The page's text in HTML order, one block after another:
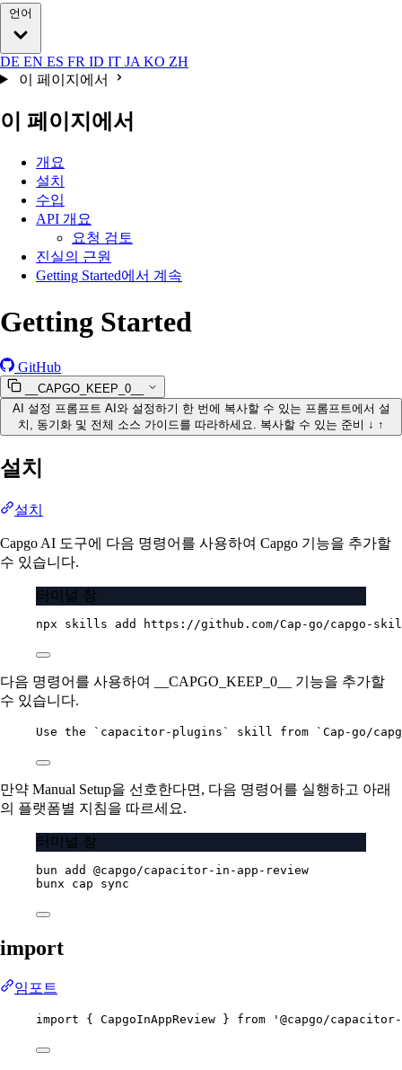
언어
DE EN ES FR ID IT JA KO ZH
이 페이지에서
이 페이지에서
개요
설치
수입
API 개요
요청 검토
진실의 근원
Getting Started에서 계속
Getting Started
GitHub
__CAPGO_KEEP_0__
AI 설정 프롬프트 AI와 설정하기 한 번에 복사할 수 있는 프롬프트에서 설
치, 동기화 및 전체 소스 가이드를 따라하세요. 복사할 수 있는 준비 ↓ ↑
설치
설치
Capgo AI 도구에 다음 명령어를 사용하여 Capgo 기능을 추가할
수 있습니다.
터미널 창
npx skills add https://github.com/Cap-go/capgo-
다음 명령어를 사용하여 __CAPGO_KEEP_0__ 기능을 추가할
수 있습니다.
Use the `capacitor-plugins` skill from `Cap-go/
만약 Manual Setup을 선호한다면, 다음 명령어를 실행하고 아래
의 플랫폼별 지침을 따르세요.
터미널 창
bun add
@capgo/capacitor-in-app-review
bunx
cap sync
import
임포트
import { CapgoInAppReview } from '@capgo/